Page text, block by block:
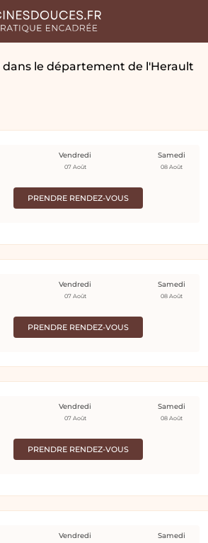
dans le département de l'Herault
PRENDRE RENDEZ-VOUS
Vendredi
07 Août
Samedi
08 Août
PRENDRE RENDEZ-VOUS
Vendredi
07 Août
Samedi
08 Août
PRENDRE RENDEZ-VOUS
Vendredi
07 Août
Samedi
08 Août
Vendredi Samedi